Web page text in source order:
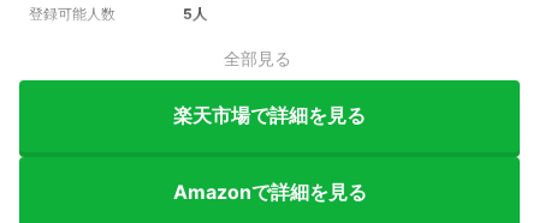
登録可能人数 5人
全部見る
楽天市場で詳細を見る
Amazonで詳細を見る